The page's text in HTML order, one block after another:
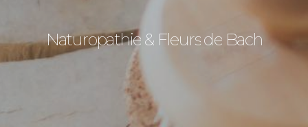
Naturopathie & Fleursde Bach